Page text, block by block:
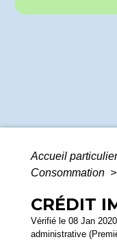
Accueil
Consommation >
CRÉDIT
Vérifié le 08 Jan
administrative